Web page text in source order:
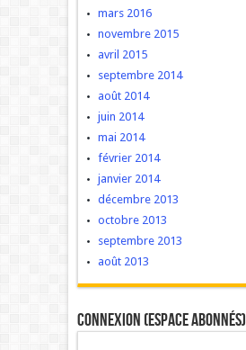
mars 2016
novembre 2015
avril 2015
septembre 2014
août 2014
juin 2014
mai 2014
février 2014
janvier 2014
décembre 2013
octobre 2013
septembre 2013
août 2013
Connexion (Espace Abonnés)